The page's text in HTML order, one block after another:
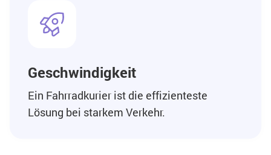
Geschwindigkeit
Ein Fahrradkurier ist die effizienteste
Lösung bei starkem Verkehr.